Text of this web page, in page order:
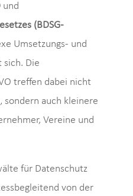
und
(BDSG-
Umsetzungs- und
sich. Die
treffen dabei nicht
sondern auch kleinere
Vereine und
für Datenschutz
von der